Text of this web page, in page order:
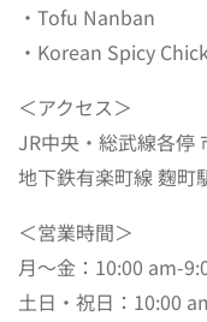
・Tofu Nanban
・Korean Spicy
＜アクセス＞
JR中央・総武線各停
地下鉄有楽町線 麴町
＜営業時間＞
月～金：10:00 am-
土日・祝日：10:00